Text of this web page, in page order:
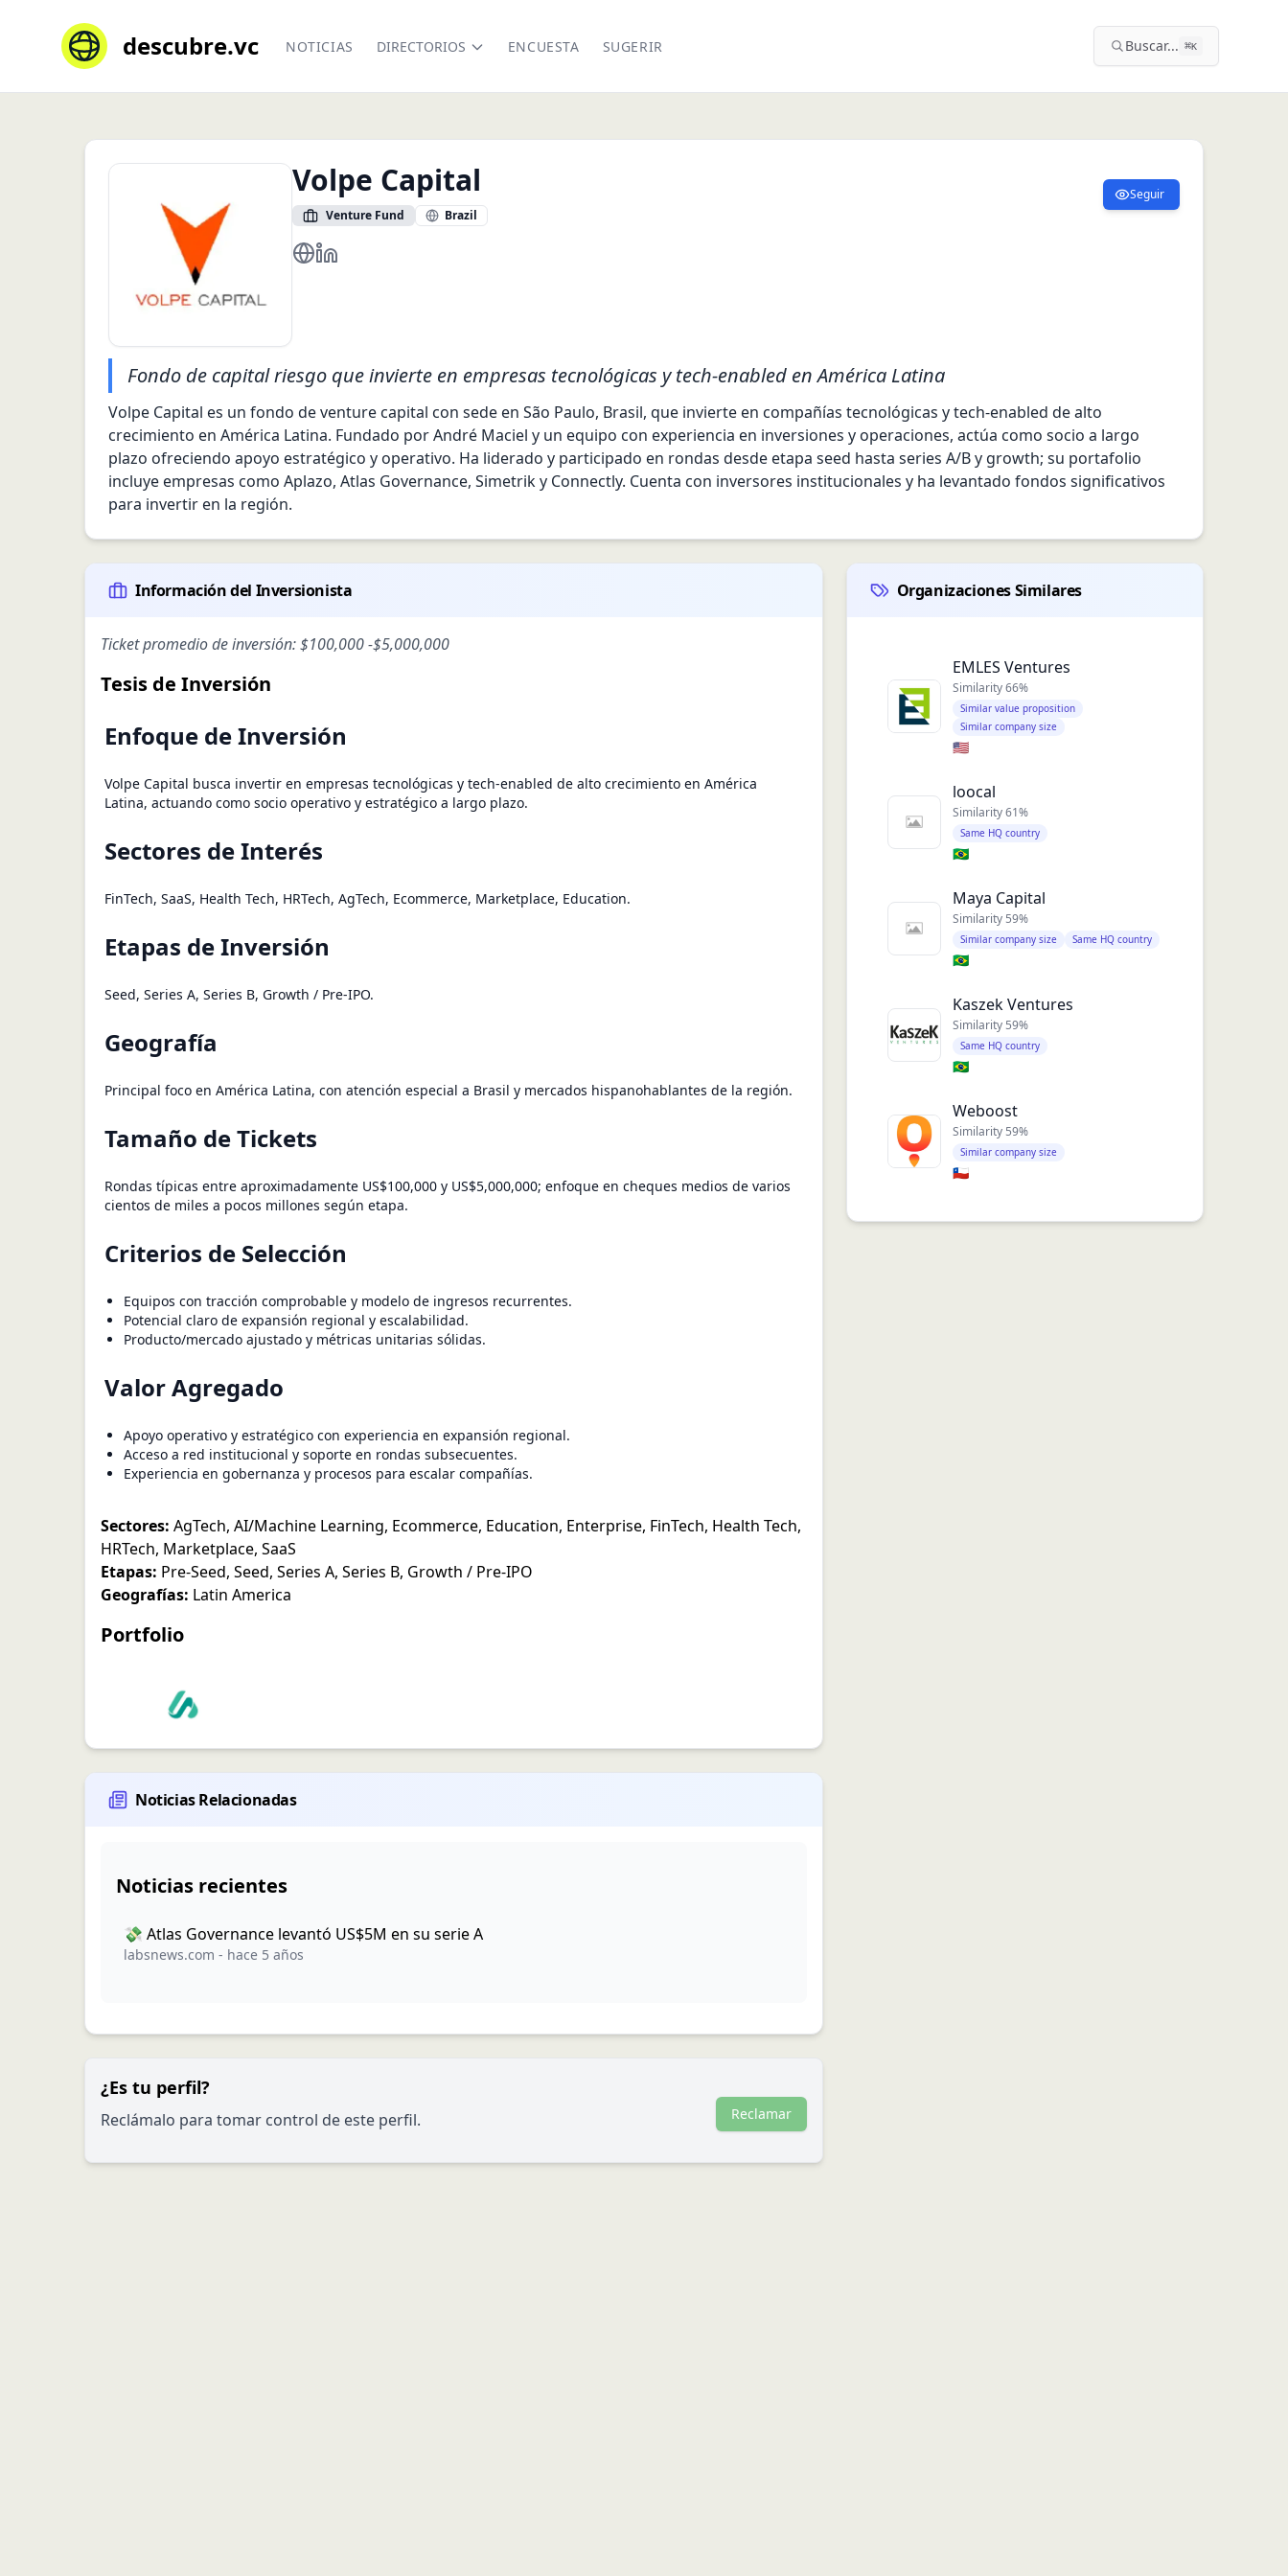
descubre.vc NOTICIAS DIRECTORIOS ENCUESTA SUGERIR Buscar... ⌘K
Volpe Capital
Venture Fund Brazil
Seguir
https://www.volpecapital.com/
https://br.linkedin.com/company/volpe-capital
Fondo de capital riesgo que invierte en empresas tecnológicas y tech-enabled en América Latina
Volpe Capital es un fondo de venture capital con sede en São Paulo, Brasil, que invierte en compañías tecnológicas y tech-enabled de alto
crecimiento en América Latina. Fundado por André Maciel y un equipo con experiencia en inversiones y operaciones, actúa como socio a largo
plazo ofreciendo apoyo estratégico y operativo. Ha liderado y participado en rondas desde etapa seed hasta series A/B y growth; su portafolio
incluye empresas como Aplazo, Atlas Governance, Simetrik y Connectly. Cuenta con inversores institucionales y ha levantado fondos significativos
para invertir en la región.
Información del Inversionista
Ticket promedio de inversión:$100,000-$5,000,000
Tesis de Inversión
Enfoque de Inversión
Volpe Capital busca invertir en empresas tecnológicas y tech-enabled de alto crecimiento en América
Latina, actuando como socio operativo y estratégico a largo plazo.
Sectores de Interés
FinTech, SaaS, Health Tech, HRTech, AgTech, Ecommerce, Marketplace, Education.
Etapas de Inversión
Seed, Series A, Series B, Growth / Pre-IPO.
Geografía
Principal foco en América Latina, con atención especial a Brasil y mercados hispanohablantes de la región.
Tamaño de Tickets
Rondas típicas entre aproximadamente US$100,000 y US$5,000,000; enfoque en cheques medios de varios
cientos de miles a pocos millones según etapa.
Criterios de Selección
Equipos con tracción comprobable y modelo de ingresos recurrentes.
Potencial claro de expansión regional y escalabilidad.
Producto/mercado ajustado y métricas unitarias sólidas.
Valor Agregado
Apoyo operativo y estratégico con experiencia en expansión regional.
Acceso a red institucional y soporte en rondas subsecuentes.
Experiencia en gobernanza y procesos para escalar compañías.
Sectores: AgTech, AI/Machine Learning, Ecommerce, Education, Enterprise, FinTech, Health Tech,
HRTech, Marketplace, SaaS
Etapas: Pre-Seed, Seed, Series A, Series B, Growth / Pre-IPO
Geografías: Latin America
Portfolio
Noticias Relacionadas
Noticias recientes
💸 Atlas Governance levantó US$5M en su serie A
labsnews.com - hace 5 años
¿Es tu perfil?
Reclámalo para tomar control de este perfil. Reclamar
Organizaciones Similares
EMLES Ventures
Similarity66%
Similar value proposition
Similar company size
🇺🇸
loocal
Similarity61%
Same HQ country
🇧🇷
Maya Capital
Similarity 59%
Similar company size Same HQ country
🇧🇷
Kaszek Ventures
Similarity 59%
Same HQ country
🇧🇷
Weboost
Similarity 59%
Similar company size
🇨🇱